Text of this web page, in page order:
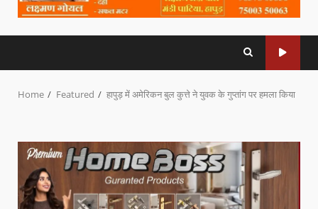
Home Featured हापुड़ में अमेरिकन बुल कुत्ते ने युवक के गुप्तांग पर हमला किया